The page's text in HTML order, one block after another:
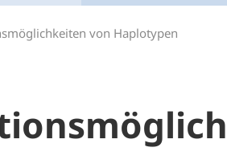
von Haplotypen